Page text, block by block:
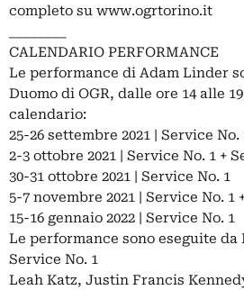
completo su www.ogrtorino.it
CALENDARIO PERFORMANCE
Le performance di Adam Linder
Duomo di OGR, dalle ore 14 alle
calendario:
25-26 settembre 2021 | Service No.
2-3 ottobre 2021 | Service No. 1 +
30-31 ottobre 2021 | Service No. 1
5-7 novembre 2021 | Service No. 1
15-16 gennaio 2022 | Service No. 1
Le performance sono eseguite
Service No. 1
Leah Katz, Justin Francis